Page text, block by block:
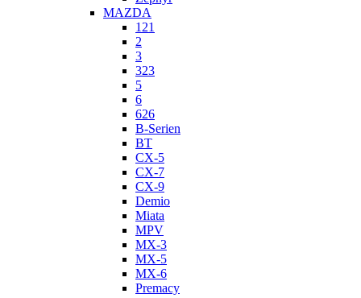
MAZDA
121
2
3
323
5
6
626
B-Serien
BT
CX-5
CX-7
CX-9
Demio
Miata
MPV
MX-3
MX-5
MX-6
Premacy